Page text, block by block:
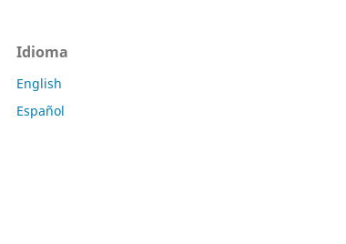
Idioma
English
Español